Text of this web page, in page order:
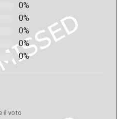
0%
0%
0%
0%
0%
il voto